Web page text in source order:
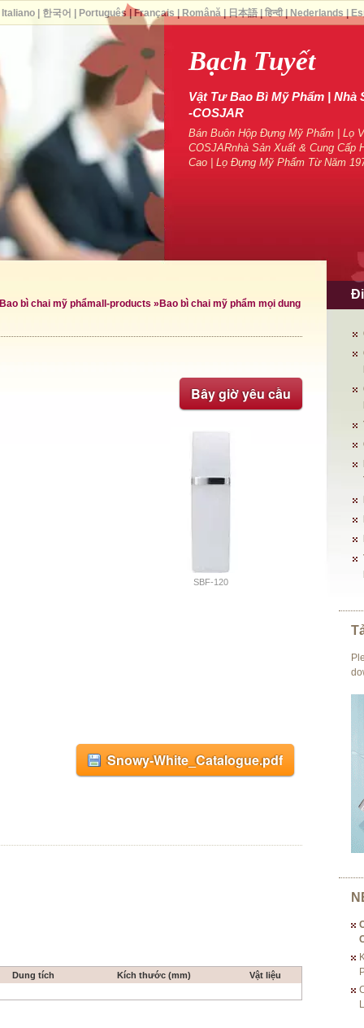
Bạch Tuyết
Vật Tư Bao Bì Mỹ Phẩm | Nhà
-COSJAR
Bán Buôn Hộp Đựng Mỹ Phẩm | Lọ
COSJARnhà Sản Xuất & Cung Cấp
Cao | Lọ Đựng Mỹ Phẩm Từ Năm
Bao bì chai mỹ phẩmall-products » Bao bì chai mỹ phẩm mọi dung
Bây giờ yêu cầu
SBF-120
Snowy-White_Catalogue.pdf
Dung tích Kích thước (mm)
Vật liệu
Italiano| 한국어 Português Français Română| 日本語| हिन्दी| Nederlands